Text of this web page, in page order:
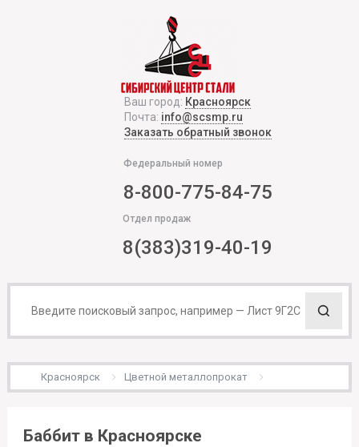
Ваш город: Красноярск
Почта: info@scsmp.ru
Заказать обратный звонок
Федеральный номер
8-800-775-84-75
Отдел продаж
8(383)319-40-19
Красноярск Цветной металлопрокат
Баббит в Красноярске